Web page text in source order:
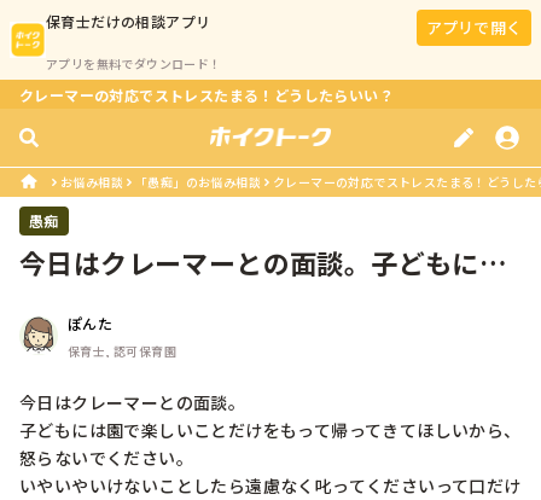
保育士だけの相談アプリ
アプリを無料でダウンロード！
アプリで開く
クレーマーの対応でストレスたまる！どうしたらいい？
お悩み相談 「愚痴」のお悩み相談 クレーマーの対応でストレスたまる！どうした
愚痴
今日はクレーマーとの面談。子どもには
ぽんた
保育士, 認可保育園
今日はクレーマーとの面談。
子どもには園で楽しいことだけをもって帰ってきてほしいから、
怒らないでください。
いやいやいけないことしたら遠慮なく叱ってくださいって口だけ